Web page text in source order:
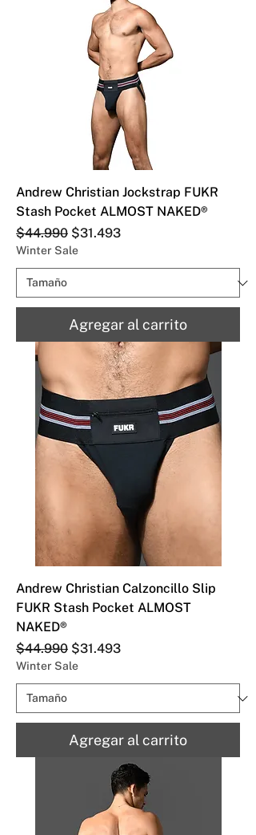
Andrew Christian Jockstrap FUKR
Stash Pocket ALMOST NAKED®
Precio
$44.990 Precio de oferta
$31.493
Winter Sale
Agregar al carrito
Andrew Christian Calzoncillo Slip
FUKR Stash Pocket ALMOST
NAKED®
Precio
$44.990 Precio de oferta
$31.493
Winter Sale
Agregar al carrito